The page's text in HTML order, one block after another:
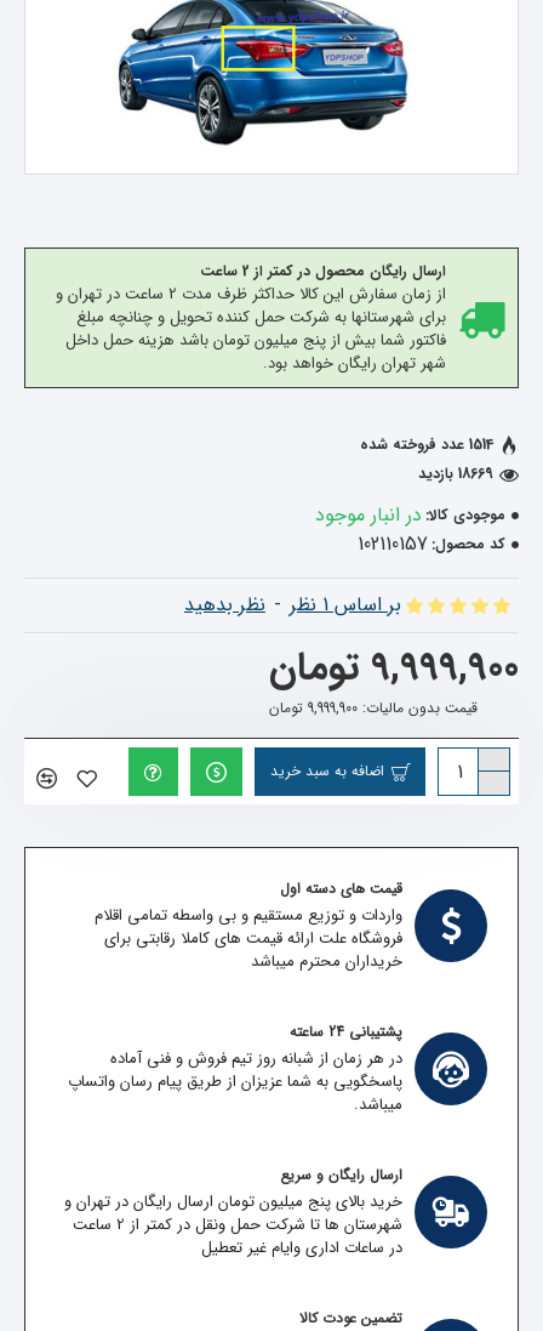
ارسال رایگان محصول در کمتر از 2 ساعت
از زمان سفارش این کالا حداکثر ظرف مدت 2 ساعت در تهران و
برای شهرستانها به شرکت حمل کننده تحویل و چنانچه مبلغ
فاکتور شما بیش از پنج میلیون تومان باشد هزینه حمل داخل
شهر تهران رایگان خواهد بود.
موجودی کالا: در انبار موجود
کد محصول: 102110157
1514 عدد فروخته شده
18669 بازدید
بر اساس 1 نظر - نظر بدهید
9,999,900 تومان
قیمت بدون مالیات: 9,999,900 تومان
اضافه به سبد خرید
قیمت های دسته اول
واردات و توزیع مستقیم و بی واسطه تمامی اقلام
فروشگاه علت ارائه قیمت های کاملا رقابتی برای
خریداران محترم میباشد
پشتیبانی 24 ساعته
در هر زمان از شبانه روز تیم فروش و فنی آماده
پاسخگویی به شما عزیزان از طریق پیام رسان واتساپ
میباشد.
ارسال رایگان و سریع
خرید بالای پنج میلیون تومان ارسال رایگان در تهران و
شهرستان ها تا شرکت حمل ونقل در کمتر از 2 ساعت
در ساعات اداری وایام غیر تعطیل
تضمین عودت کالا